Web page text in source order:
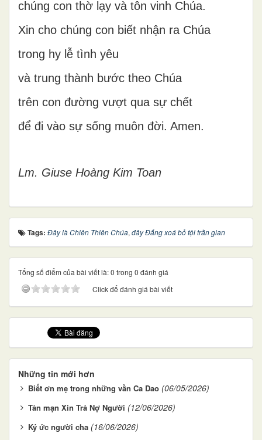
chúng con thờ lạy và tôn vinh Chúa.
Xin cho chúng con biết nhận ra Chúa
trong hy lễ tình yêu
và trung thành bước theo Chúa
trên con đường vượt qua sự chết
để đi vào sự sống muôn đời. Amen.
Lm. Giuse Hoàng Kim Toan
Tags: Đây là Chiên Thiên Chúa, đây Đấng xoá bỏ tội trần gian
Tổng số điểm của bài viết là: 0 trong 0 đánh giá
Click để đánh giá bài viết
Những tin mới hơn
Biết ơn mẹ trong những vần Ca Dao (06/05/2026)
Tản mạn Xin Trả Nợ Người (12/06/2026)
Ký ức người cha (16/06/2026)